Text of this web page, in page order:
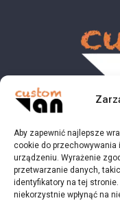
Aby zapewnić najlepsze
cookie do
urządzeniu. Wyrażenie
przetwarzanie danych,
identyfikatory na tej
niekorzystnie wpłynąć na
© 2023